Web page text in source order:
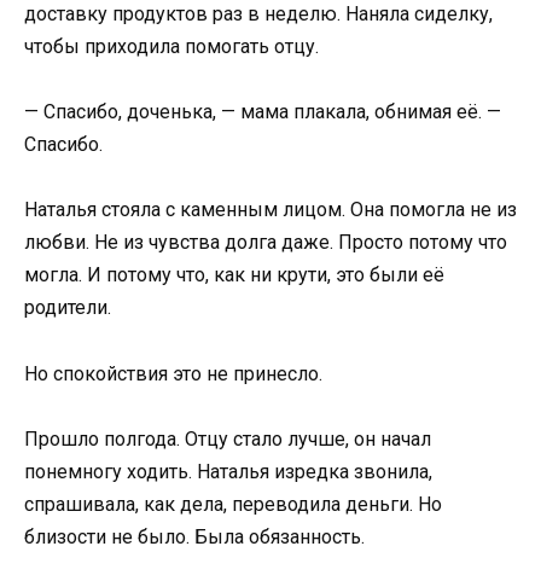
доставку продуктов раз в неделю. Наняла сиделку,
чтобы приходила помогать отцу.
— Спасибо, доченька, — мама плакала, обнимая её. —
Спасибо.
Наталья стояла с каменным лицом. Она помогла не из
любви. Не из чувства долга даже. Просто потому что
могла. И потому что, как ни крути, это были её
родители.
Но спокойствия это не принесло.
Прошло полгода. Отцу стало лучше, он начал
понемногу ходить. Наталья изредка звонила,
спрашивала, как дела, переводила деньги. Но
близости не было. Была обязанность.